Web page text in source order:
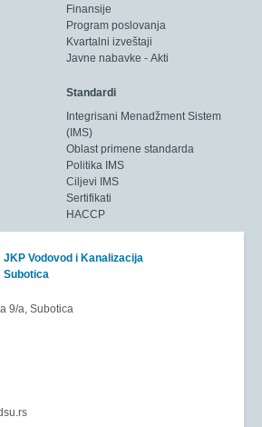
Finansije
Program poslovanja
Kvartalni izveštaji
Javne nabavke - Akti
Standardi
Integrisani Menadžment Sistem
(IMS)
Oblast primene standarda
Politika IMS
Ciljevi IMS
Sertifikati
HACCP
JKP Vodovod i Kanalizacija
Subotica
9/a, Subotica